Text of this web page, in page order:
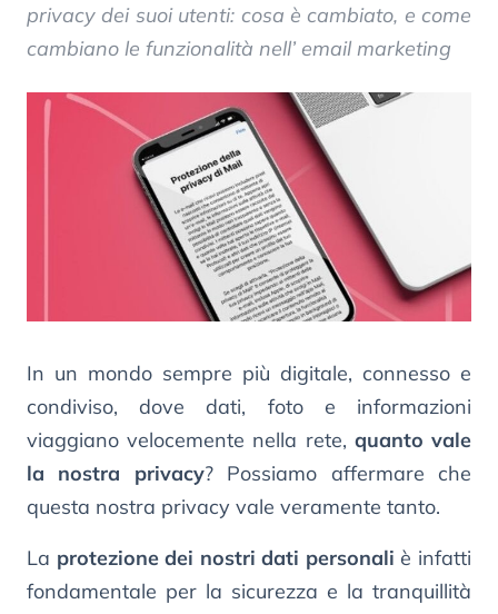
privacy dei suoi utenti: cosa è cambiato, e come
cambiano le funzionalità nell’ email marketing
In un mondo sempre più digitale, connesso e
condiviso, dove dati, foto e informazioni
viaggiano velocemente nella rete, quanto vale
la nostra privacy? Possiamo affermare che
questa nostra privacy vale veramente tanto.
La protezione dei nostri dati personali è infatti
fondamentale per la sicurezza e la tranquillità